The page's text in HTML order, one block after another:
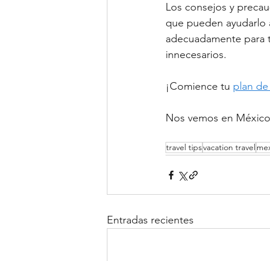
Los consejos y
que pueden ayudarlo
adecuadamente para
innecesarios.
¡Comience tu plan de
Nos vemos en
travel tipsvacation travel
Entradas recientes